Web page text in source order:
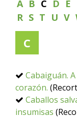
A B C D E
R S T U V
C
Cabaiguán.
corazón.
Caballos
insumisas